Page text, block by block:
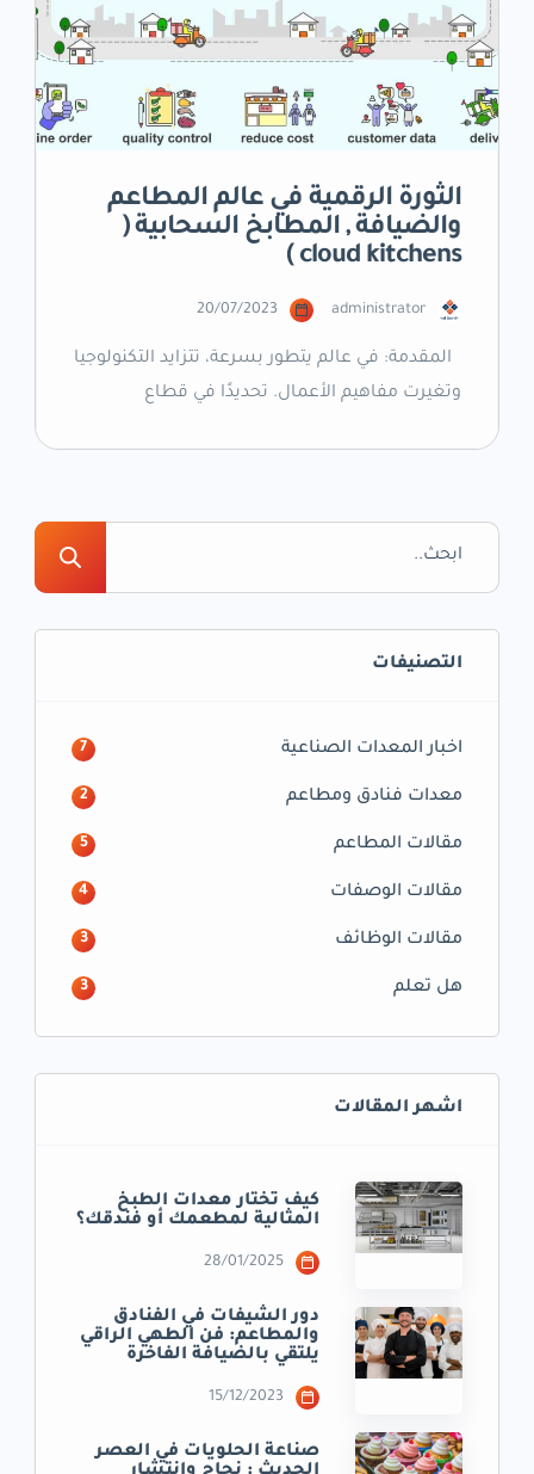
الثورة الرقمية في عالم المطاعم
والضيافة , المطابخ السحابية (
cloud kitchens )
administrator
20/07/2023
المقدمة: في عالم يتطور بسرعة، تتزايد التكنولوجيا
وتغيرت مفاهيم الأعمال. تحديدًا في قطاع
Cloud […]
التصنيفات
اخبار المعدات الصناعية 7
معدات فنادق ومطاعم 2
مقالات المطاعم 5
مقالات الوصفات 4
مقالات الوظائف 3
هل تعلم 3
اشهر المقالات
كيف تختار معدات الطبخ
المثالية لمطعمك أو فندقك؟
28/01/2025
دور الشيفات في الفنادق
والمطاعم: فن الطهي الراقي
يلتقي بالضيافة الفاخرة
15/12/2023
صناعة الحلويات في العصر